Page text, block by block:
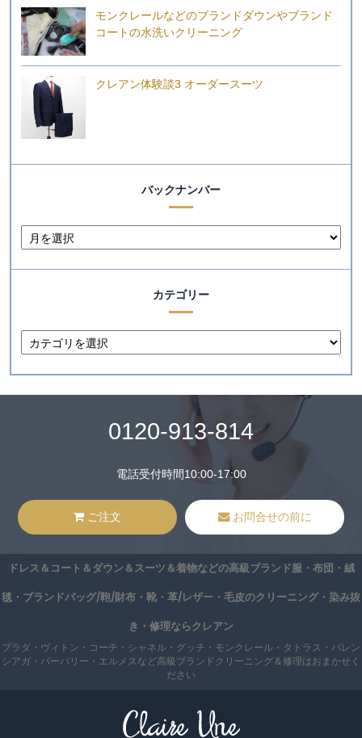
モンクレールなどのブランドダウンやブランド
コートの水洗いクリーニング
クレアン体験談3 オーダースーツ
バックナンバー
カテゴリー
0120-913-814
電話受付時間10:00-17:00
ご注文 お問合せの前に
ドレス＆コート＆ダウン＆スーツ＆着物などの高級ブランド服・布団・絨
毯・ブランドバッグ/鞄/財布・靴・革/レザー・毛皮のクリーニング・染み抜
き・修理ならクレアン
プラダ・ヴィトン・コーチ・シャネル・グッチ・モンクレール・タトラス・バレン
シアガ・バーバリー・エルメスなど高級ブランドクリーニング＆修理はおまかせく
ださい